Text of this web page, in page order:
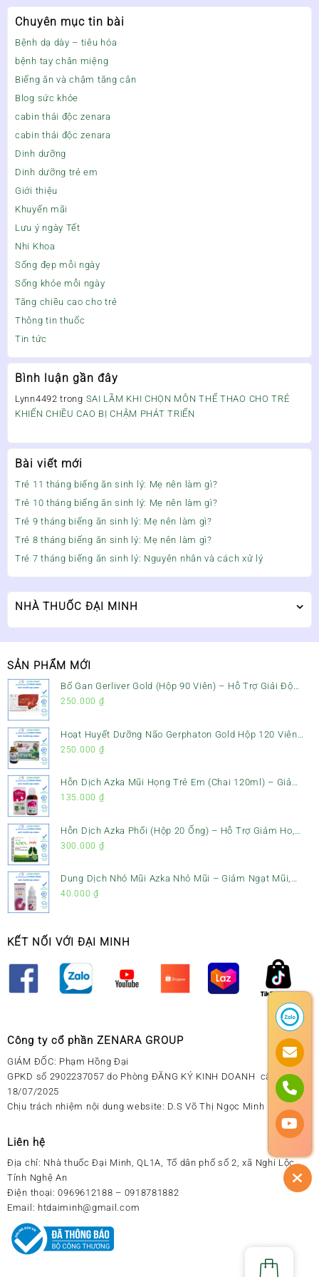
Chuyên mục tin bài
Bệnh dạ dày – tiêu hóa
bệnh tay chân miệng
Biếng ăn và chậm tăng cân
Blog sức khỏe
cabin thải độc zenara
cabin thải độc zenara
Dinh dưỡng
Dinh dưỡng trẻ em
Giới thiệu
Khuyến mãi
Lưu ý ngày Tết
Nhi Khoa
Sống đẹp mỗi ngày
Sống khỏe mỗi ngày
Tăng chiều cao cho trẻ
Thông tin thuốc
Tin tức
Bình luận gần đây
Lynn4492 trong SAI LẦM KHI CHỌN MÔN THỂ THAO CHO TRẺ
KHIẾN CHIỀU CAO BỊ CHẬM PHÁT TRIỂN
Bài viết mới
Trẻ 11 tháng biếng ăn sinh lý: Mẹ nên làm gì?
Trẻ 10 tháng biếng ăn sinh lý: Mẹ nên làm gì?
Trẻ 9 tháng biếng ăn sinh lý: Mẹ nên làm gì?
Trẻ 8 tháng biếng ăn sinh lý: Mẹ nên làm gì?
Trẻ 7 tháng biếng ăn sinh lý: Nguyên nhân và cách xử lý
NHÀ THUỐC ĐẠI MINH
SẢN PHẨM MỚI
Bổ Gan Gerliver Gold (Hộp 90 Viên) – Hỗ Trợ Giải Độc
Gan, Mát Gan & Bảo Vệ Gan
250.000 ₫
Hoạt Huyết Dưỡng Não Gerphaton Gold Hộp 120 Viên
– Giảm Đau Đầu, Hoa Mắt, Chóng Mặt & Rối Loạn Tiền
250.000 ₫
Hỗn Dịch Azka Mũi Họng Trẻ Em (Chai 120ml) – Giảm
Ho, Tiêu Đờm & Đau Rát Họng
135.000 ₫
Hỗn Dịch Azka Phổi (Hộp 20 Ống) – Hỗ Trợ Giảm Ho,
Tiêu Đờm & Bổ Phổi
300.000 ₫
Dung Dịch Nhỏ Mũi Azka Nhỏ Mũi – Giảm Ngạt Mũi,
Sổ Mũi Cho Trẻ Sơ Sinh
40.000 ₫
KẾT NỐI VỚI ĐẠI MINH
Công ty cổ phần ZENARA GROUP
GIÁM ĐỐC: Phạm Hồng Đại
GPKD số 2902237057 do Phòng ĐĂNG KÝ KINH DOANH cấp ngày
18/07/2025
Chịu trách nhiệm nội dung website: D.S Võ Thị Ngọc Minh
Liên hệ
Địa chỉ: Nhà thuốc Đại Minh, QL1A, Tổ dân phố số 2, xã Nghi Lộc,
Tỉnh Nghệ An
Điện thoại: 0969612188 – 0918781882
Email: htdaiminh@gmail.com